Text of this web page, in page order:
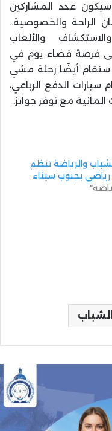
عدد المشاركين
شخصًا لضمان الراحة والخصوصية..
والألعاب
إلى فرصة قضاء يوم في
ستقام أيضًا رحلة مشي
الدفع الرباعي،
مع توفر جوائز.
والرياضة تنظم
بجنوب سيناء
الشباب